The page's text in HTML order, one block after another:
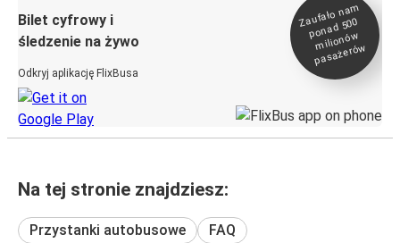
Bilet cyfrowy i
śledzenie na żywo
Odkryj aplikację FlixBusa
Zaufało na
m
ponad 500
milionó
w
pasażeró
w
Na tej stronie znajdziesz:
Przystanki autobusowe
FAQ